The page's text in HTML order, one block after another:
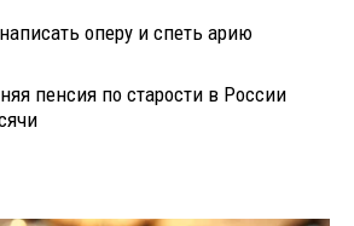
оперу и спеть арию
пенсия по старости в России